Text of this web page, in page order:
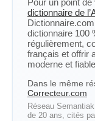
Pour un point
dictionnaire de
dictionnaire 100
régulièrement,
français et offrir
moderne et
Dans le même
Correcteur.com
Réseau
de 20 ans, cités